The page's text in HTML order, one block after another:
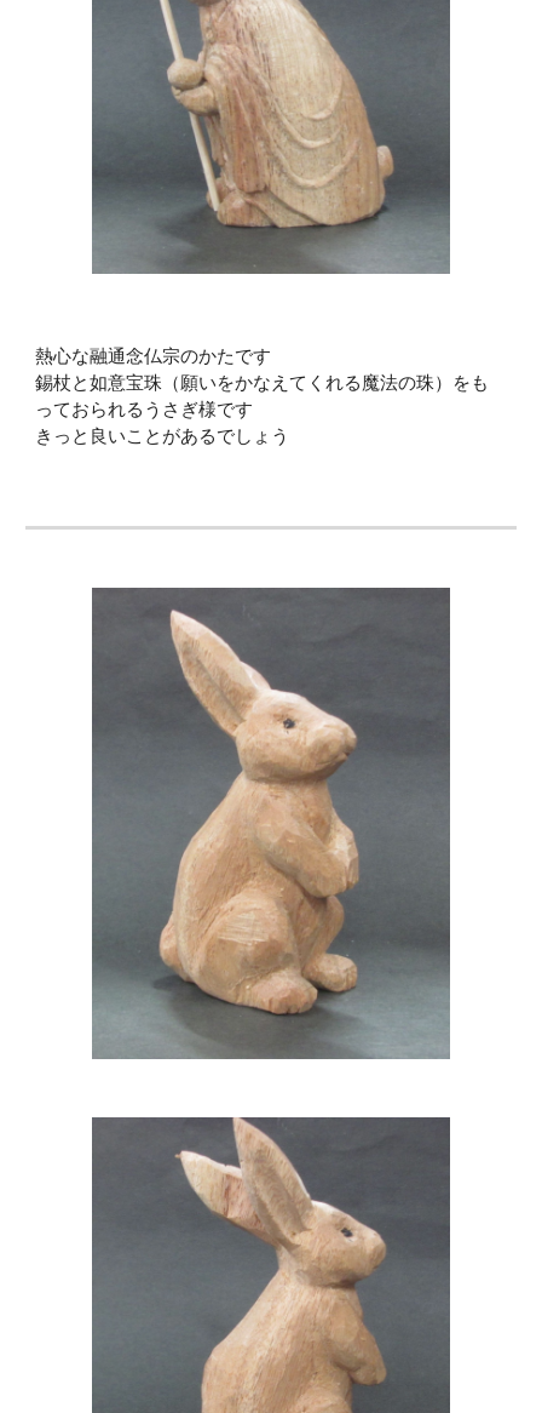
熱心な融通念仏宗のかたです
錫杖と如意宝珠（願いをかなえてくれる魔法の珠） をも
っておられるうさぎ様です
きっと良いことがあるでしょう